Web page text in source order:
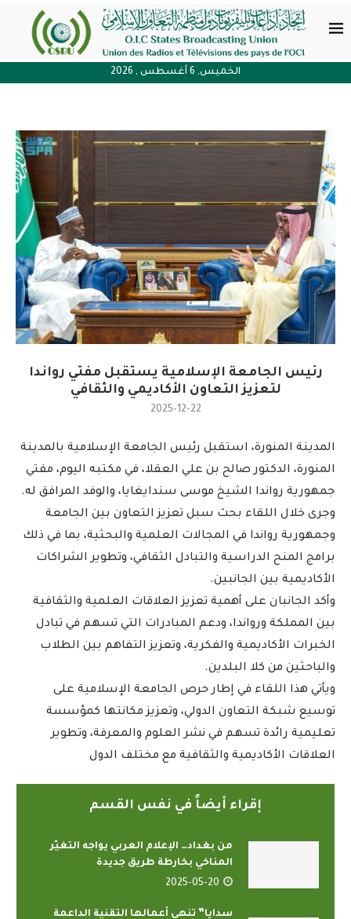
الخميس, 6 أغسطس , 2026
رئيس الجامعة الإسلامية يستقبل مفتي رواندا
لتعزيز التعاون الأكاديمي والثقافي
2025-12-22
المدينة المنورة، استقبل رئيس الجامعة الإسلامية بالمدينة
المنورة، الدكتور صالح بن علي العقلا، في مكتبه اليوم، مفتي
جمهورية رواندا الشيخ موسى سندايغايا، والوفد المرافق له.
وجرى خلال اللقاء بحث سبل تعزيز التعاون بين الجامعة
وجمهورية رواندا في المجالات العلمية والبحثية، بما في ذلك
برامج المنح الدراسية والتبادل الثقافي، وتطوير الشراكات
الأكاديمية بين الجانبين.
وأكد الجانبان على أهمية تعزيز العلاقات العلمية والثقافية
بين المملكة ورواندا، ودعم المبادرات التي تسهم في تبادل
الخبرات الأكاديمية والفكرية، وتعزيز التفاهم بين الطلاب
والباحثين من كلا البلدين.
ويأتي هذا اللقاء في إطار حرص الجامعة الإسلامية على
توسيع شبكة التعاون الدولي، وتعزيز مكانتها كمؤسسة
تعليمية رائدة تسهم في نشر العلوم والمعرفة، وتطوير
العلاقات الأكاديمية والثقافية مع مختلف الدول
إقراء أيضاً في نفس القسم
من بغداد… الإعلام العربي يواجه التغيّر
المناخي بخارطة طريق جديدة
2025-05-20
سدايا” تنهي أعمالها التقنية الداعمة